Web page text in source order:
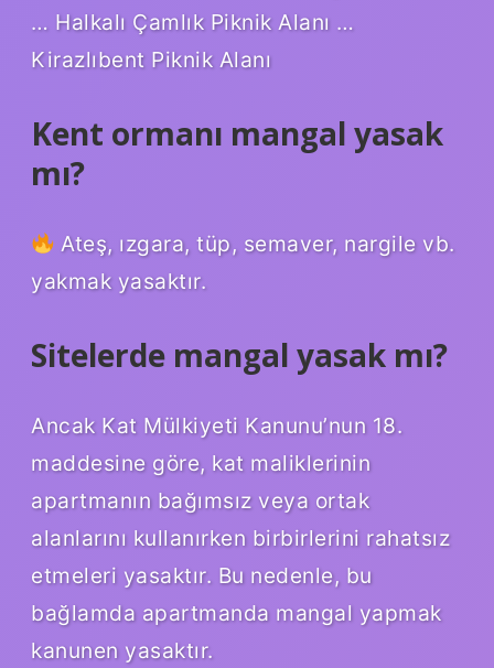
… Halkalı Çamlık Piknik Alanı …
Kirazlıbent Piknik Alanı
Kent ormanı mangal yasak
mı?
Ateş, ızgara, tüp, semaver, nargile vb.
yakmak yasaktır.
Sitelerde mangal yasak mı?
Ancak Kat Mülkiyeti Kanunu’nun 18.
maddesine göre, kat maliklerinin
apartmanın bağımsız veya ortak
alanlarını kullanırken birbirlerini rahatsız
etmeleri yasaktır. Bu nedenle, bu
bağlamda apartmanda mangal yapmak
kanunen yasaktır.